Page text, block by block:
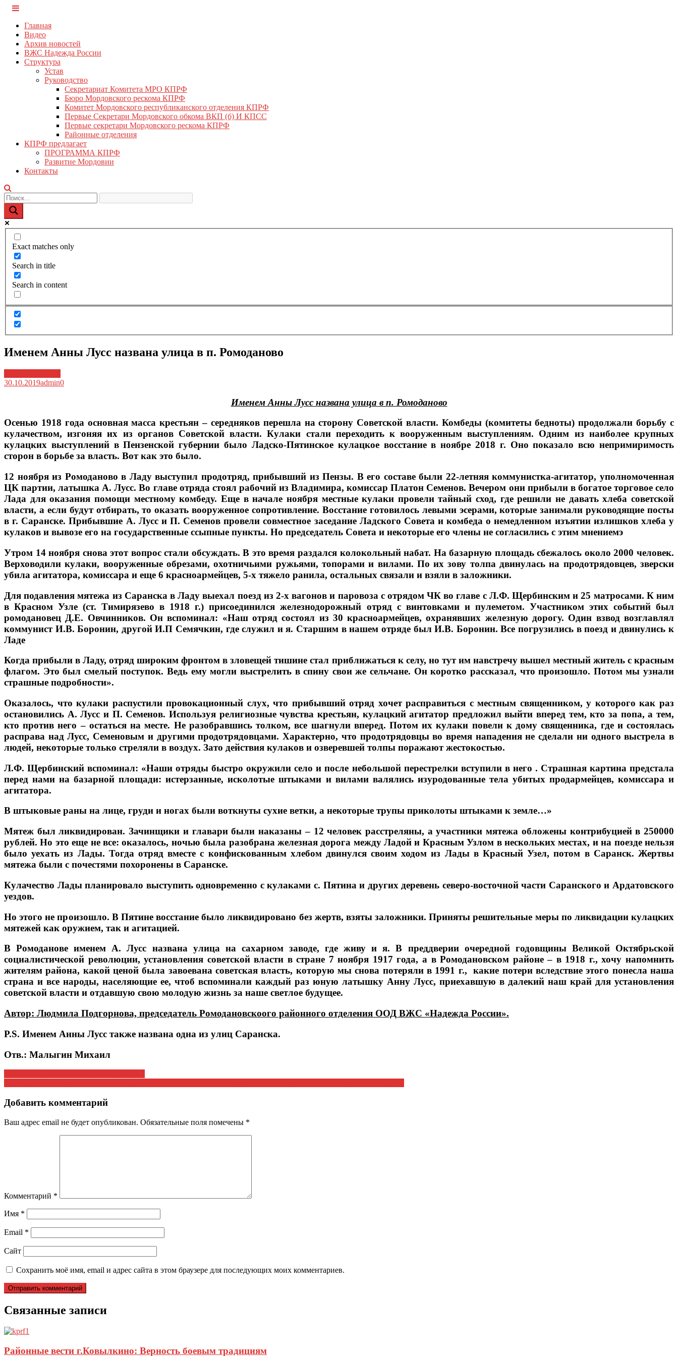
Перейти
содержимому
Главная
Видео
Архив новостей
ВЖС Надежда России
Структура
Устав
Руководство
Секретариат Комитета МРО КПРФ
Бюро Мордовского рескома КПРФ
Комитет Мордовского республиканского отделения КПРФ
Первые Секретари Мордовского обкома ВКП (б) И КПСС
Первые секретари Мордовского рескома КПРФ
Районные отделения
КПРФ предлагает
ПРОГРАММА КПРФ
Развитие Мордовии
Контакты
Exact matches only
Search in title
Search in content
Именем Анны Лусс названа улица в п. Ромоданово
30.10.2019admin0
Именем Анны Лусс названа улица в п. Ромоданово
Осенью 1918 года основная масса крестьян – середняков перешла на сторону Советской власти. Комбеды (комитеты бедноты) продолжали борьбу с
кулачеством, изгоняя их из органов Советской власти. Кулаки стали переходить к вооруженным выступлениям. Одним из наиболее крупных
кулацких выступлений в Пензенской губернии было Ладско-Пятинское кулацкое восстание в ноябре 2018 г. Оно показало всю непримиримость
сторон в борьбе за власть. Вот как это было.
12 ноября из Ромоданово в Ладу выступил продотряд, прибывший из Пензы. В его составе были 22-летняя коммунистка-агитатор, уполномоченная
ЦК партии, латышка А. Лусс. Во главе отряда стоял рабочий из Владимира, комиссар Платон Семенов. Вечером они прибыли в богатое торговое село
Лада для оказания помощи местному комбеду. Еще в начале ноября местные кулаки провели тайный сход, где решили не давать хлеба советской
власти, а если будут отбирать, то оказать вооруженное сопротивление. Восстание готовилось левыми эсерами, которые занимали руководящие посты
в г. Саранске. Прибывшие А. Лусс и П. Семенов провели совместное заседание Ладского Совета и комбеда о немедленном изъятии излишков хлеба у
кулаков и вывозе его на государственные ссыпные пункты. Но председатель Совета и некоторые его члены не согласились с этим мнениемэ
Утром 14 ноября снова этот вопрос стали обсуждать. В это время раздался колокольный набат. На базарную площадь сбежалось около 2000 человек.
Верховодили кулаки, вооруженные обрезами, охотничьими ружьями, топорами и вилами. По их зову толпа двинулась на продотрядовцев, зверски
убила агитатора, комиссара и еще 6 красноармейцев, 5-х тяжело ранила, остальных связали и взяли в заложники.
Для подавления мятежа из Саранска в Ладу выехал поезд из 2-х вагонов и паровоза с отрядом ЧК во главе с Л.Ф. Щербинским и 25 матросами. К ним
в Красном Узле (ст. Тимирязево в 1918 г.) присоединился железнодорожный отряд с винтовками и пулеметом. Участником этих событий был
ромодановец Д.Е. Овчинников. Он вспоминал: «Наш отряд состоял из 30 красноармейцев, охранявших железную дорогу. Один взвод возглавлял
коммунист И.В. Боронин, другой И.П Семячкин, где служил и я. Старшим в нашем отряде был И.В. Боронин. Все погрузились в поезд и двинулись к
Ладе
Когда прибыли в Ладу, отряд широким фронтом в зловещей тишине стал приближаться к селу, но тут им навстречу вышел местный житель с красным
флагом. Это был смелый поступок. Ведь ему могли выстрелить в спину свои же сельчане. Он коротко рассказал, что произошло. Потом мы узнали
страшные подробности».
Оказалось, что кулаки распустили провокационный слух, что прибывший отряд хочет расправиться с местным священником, у которого как раз
остановились А. Лусс и П. Семенов. Используя религиозные чувства крестьян, кулацкий агитатор предложил выйти вперед тем, кто за попа, а тем,
кто против него – остаться на месте. Не разобравшись толком, все шагнули вперед. Потом их кулаки повели к дому священника, где и состоялась
расправа над Лусс, Семеновым и другими продотрядовцами. Характерно, что продотрядовцы во время нападения не сделали ни одного выстрела в
людей, некоторые только стреляли в воздух. Зато действия кулаков и озверевшей толпы поражают жестокостью.
Л.Ф. Щербинский вспоминал: «Наши отряды быстро окружили село и после небольшой перестрелки вступили в него . Страшная картина предстала
перед нами на базарной площади: истерзанные, исколотые штыками и вилами валялись изуродованные тела убитых продармейцев, комиссара и
агитатора.
В штыковые раны на лице, груди и ногах были воткнуты сухие ветки, а некоторые трупы приколоты штыками к земле…»
Мятеж был ликвидирован. Зачинщики и главари были наказаны – 12 человек расстреляны, а участники мятежа обложены контрибуцией в 250000
рублей. Но это еще не все: оказалось, ночью была разобрана железная дорога между Ладой и Красным Узлом в нескольких местах, и на поезде нельзя
было уехать из Лады. Тогда отряд вместе с конфискованным хлебом двинулся своим ходом из Лады в Красный Узел, потом в Саранск. Жертвы
мятежа были с почестями похоронены в Саранске.
Кулачество Лады планировало выступить одновременно с кулаками с. Пятина и других деревень северо-восточной части Саранского и Ардатовского
уездов.
Но этого не произошло. В Пятине восстание было ликвидировано без жертв, взяты заложники. Приняты решительные меры по ликвидации кулацких
мятежей как оружием, так и агитацией.
В Ромоданове именем А. Лусс названа улица на сахарном заводе, где живу и я. В преддверии очередной годовщины Великой Октябрьской
социалистической революции, установления советской власти в стране 7 ноября 1917 года, а в Ромодановском районе – в 1918 г., хочу напомнить
жителям района, какой ценой была завоевана советская власть, которую мы снова потеряли в 1991 г., какие потери вследствие этого понесла наша
страна и все народы, населяющие ее, чтоб вспоминали каждый раз юную латышку Анну Лусс, приехавшую в далекий наш край для установления
советской власти и отдавшую свою молодую жизнь за наше светлое будущее.
Автор: Людмила Подгорнова, председатель Ромодановскоого районного отделения ООД ВЖС «Надежда России».
P.S. Именем Анны Лусс также названа одна из улиц Саранска.
Отв.: Малыгин Михаил
Навигация
по
записям
Добавить комментарий
Ваш адрес email не будет опубликован. Обязательные поля помечены *
Комментарий *
Имя *
Email *
Сайт
Сохранить моё имя, email и адрес сайта в этом браузере для последующих моих комментариев.
Связанные записи
Районные вести г.Ковылкино: Верность боевым традициям